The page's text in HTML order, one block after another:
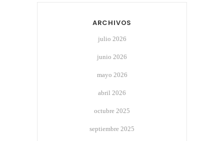
ARCHIVOS
julio 2026
junio 2026
mayo 2026
abril 2026
octubre 2025
septiembre 2025